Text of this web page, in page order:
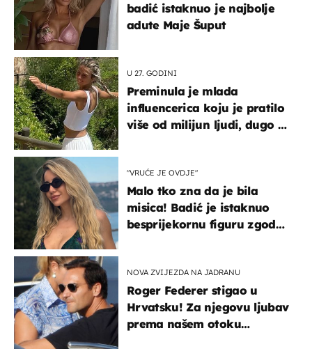
badić istaknuo je najbolje
adute Maje Šuput
U 27. GODINI
Preminula je mlada
influencerica koju je pratilo
više od milijun ljudi, dugo se
"VRUĆE JE OVDJE"
Malo tko zna da je bila
misica! Badić je istaknuo
besprijekornu figuru zgodne
NOVA ZVIJEZDA NA JADRANU
Roger Federer stigao u
Hrvatsku! Za njegovu ljubav
prema našem otoku